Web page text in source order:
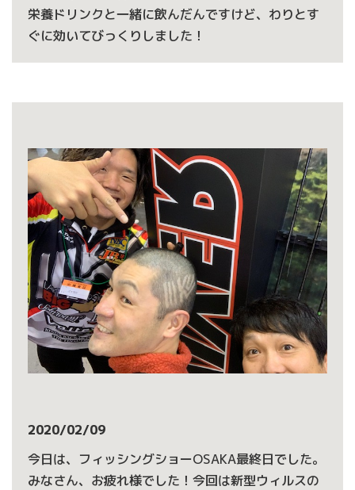
栄養ドリンクと一緒に飲んだんですけど、わりとす
ぐに効いてびっくりしました！
2020/02/09
今日は、フィッシングショーOSAKA最終日でした。
みなさん、お疲れ様でした！今回は新型ウィルスの